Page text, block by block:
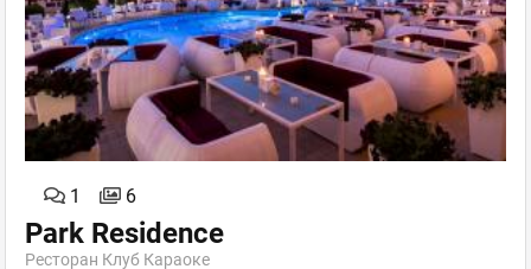
1 6
Park Residence
Ресторан Клуб Караоке